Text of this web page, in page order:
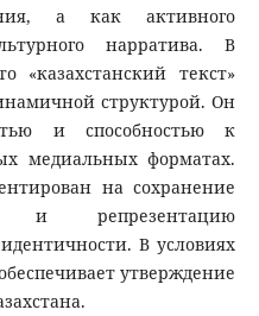
а как активного
нарратива. В
«казахстанский текст»
структурой. Он
и способностью к
медиальных форматах.
на сохранение
и репрезентацию
В условиях
утверждение